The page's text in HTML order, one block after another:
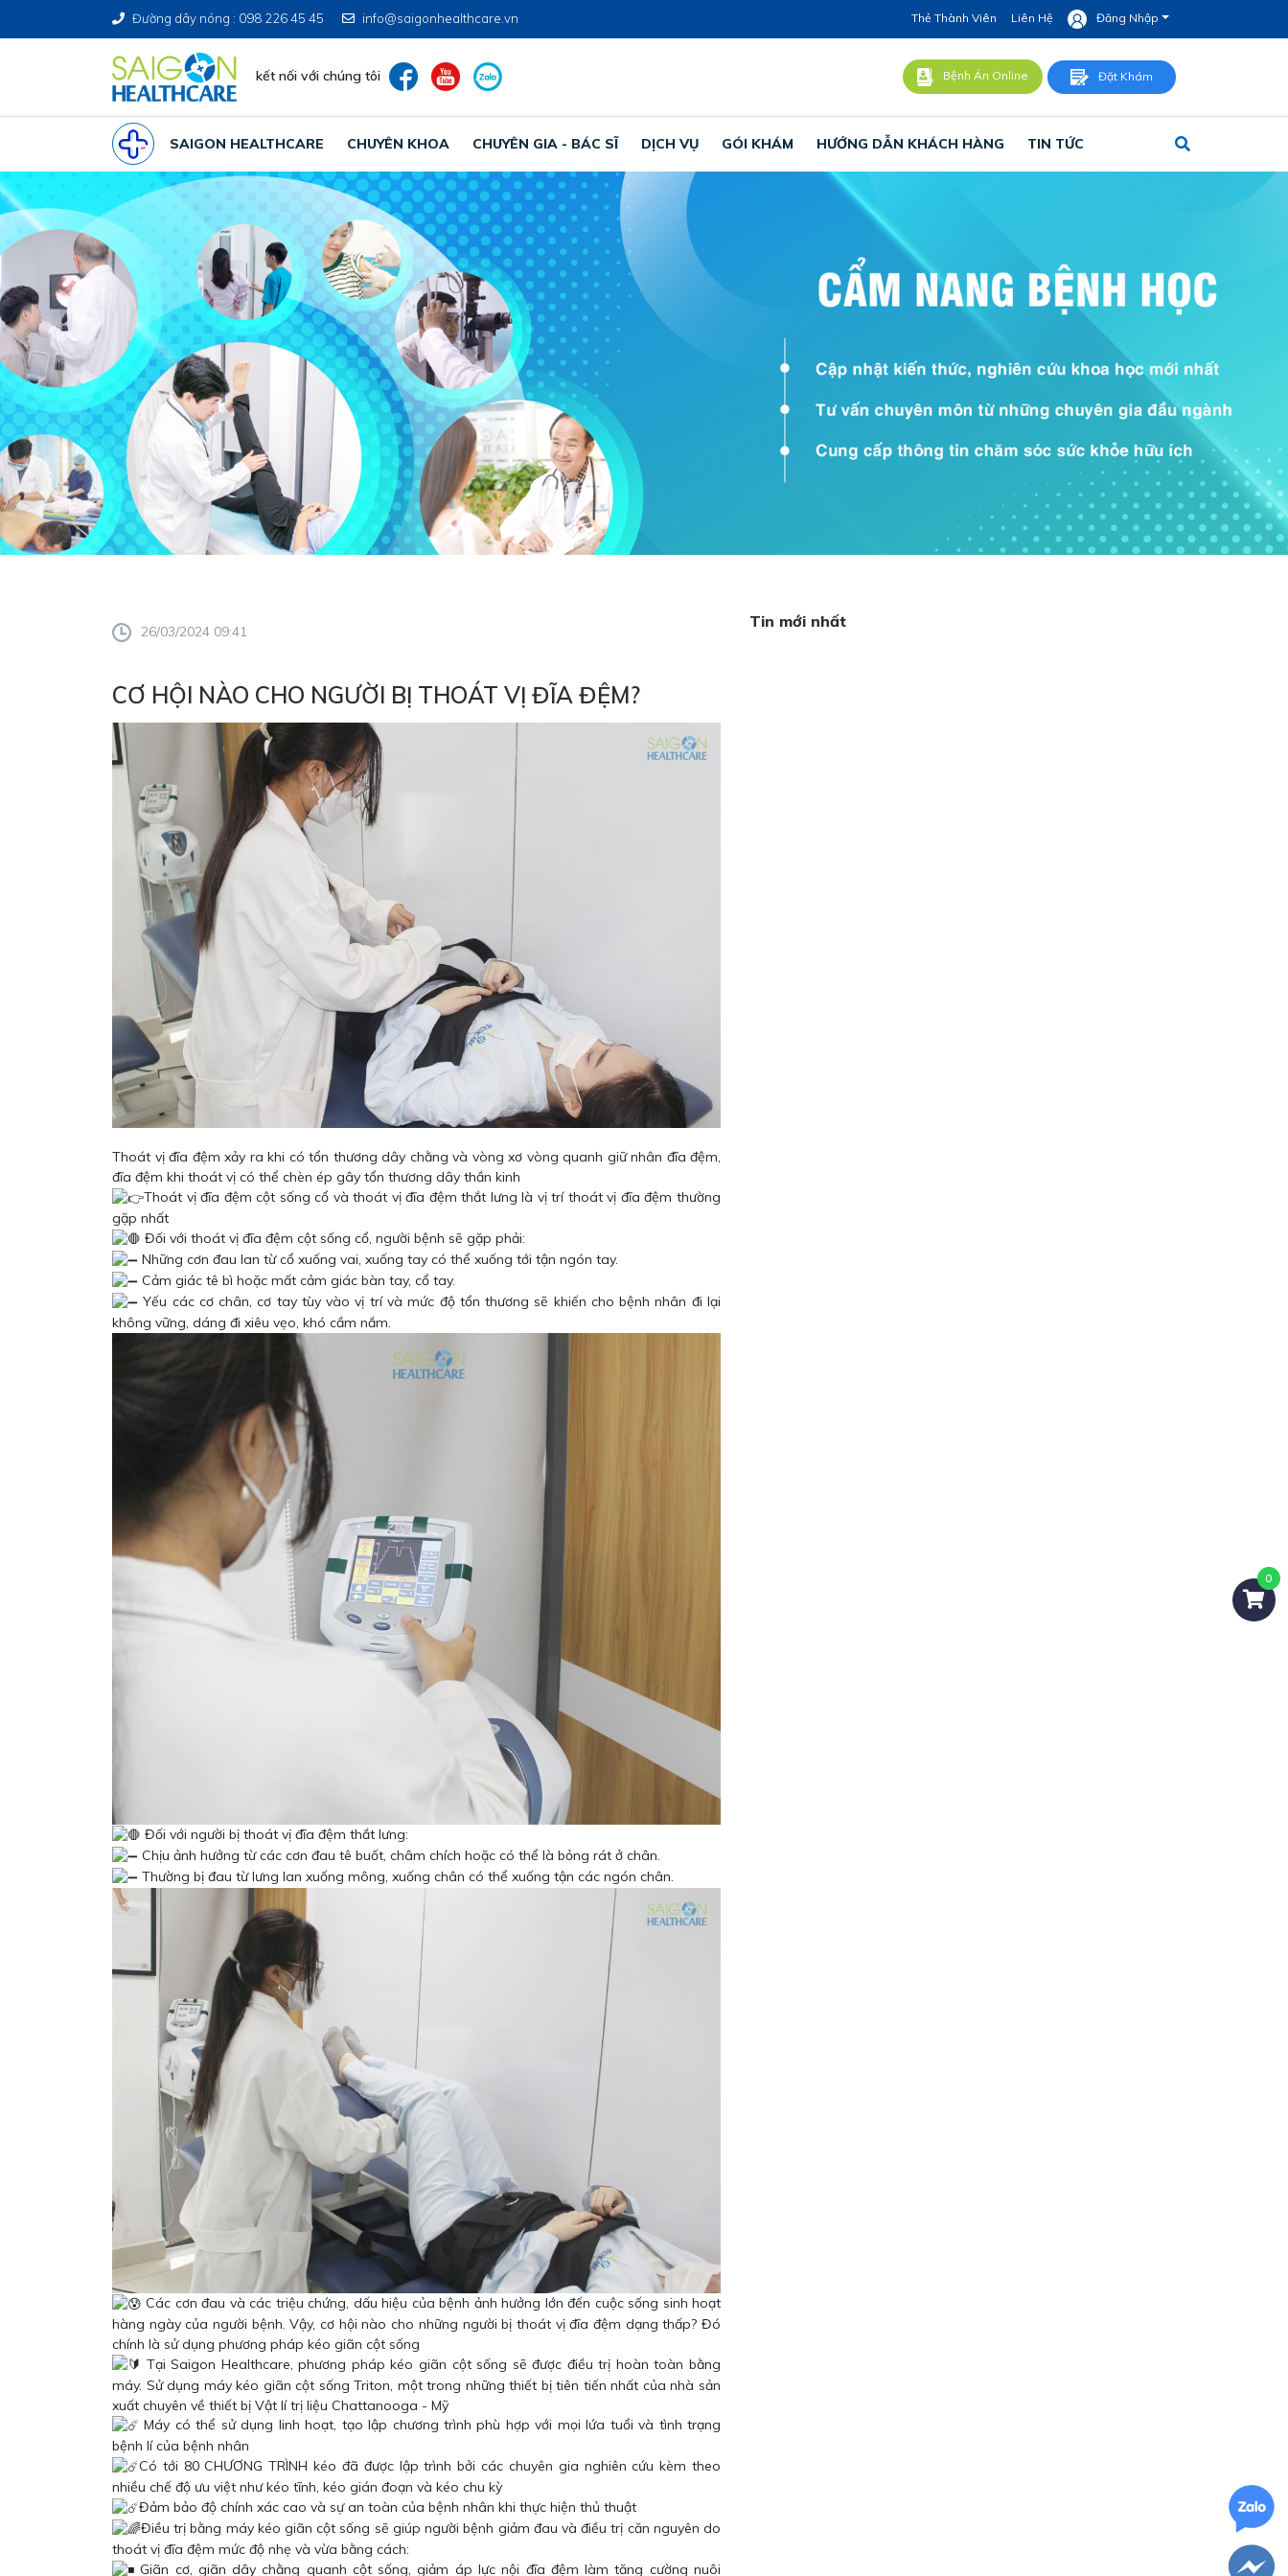
Đường dây nóng : 098 226 45 45 info@saigonhealthcare.vn Thẻ Thành Viên Liên Hệ Đăng Nhập
kết nối với chúng tôi Bệnh Án Online Đặt Khám
SAIGON HEALTHCARE CHUYÊN KHOA CHUYÊN GIA - BÁC SĨ DỊCH VỤ GÓI KHÁM HƯỚNG DẪN KHÁCH HÀNG TIN TỨC
26/03/2024 09:41
CƠ HỘI NÀO CHO NGƯỜI BỊ THOÁT VỊ ĐĨA ĐỆM?
Thoát vị đĩa đệm xảy ra khi có tổn thương dây chằng và vòng xơ vòng quanh giữ nhân đĩa đệm,
đĩa đệm khi thoát vị có thể chèn ép gây tổn thương dây thần kinh
Thoát vị đĩa đệm cột sống cổ và thoát vị đĩa đệm thắt lưng là vị trí thoát vị đĩa đệm thường
gặp nhất
Đối với thoát vị đĩa đệm cột sống cổ, người bệnh sẽ gặp phải:
Những cơn đau lan từ cổ xuống vai, xuống tay có thể xuống tới tận ngón tay.
Cảm giác tê bì hoặc mất cảm giác bàn tay, cổ tay.
Yếu các cơ chân, cơ tay tùy vào vị trí và mức độ tổn thương sẽ khiến cho bệnh nhân đi lại
không vững, dáng đi xiêu vẹo, khó cầm nắm.
Đối với người bị thoát vị đĩa đệm thắt lưng:
Chịu ảnh hưởng từ các cơn đau tê buốt, châm chích hoặc có thể là bỏng rát ở chân.
Thường bị đau từ lưng lan xuống mông, xuống chân có thể xuống tận các ngón chân.
Các cơn đau và các triệu chứng, dấu hiệu của bệnh ảnh hưởng lớn đến cuộc sống sinh hoạt
hàng ngày của người bệnh. Vậy, cơ hội nào cho những người bị thoát vị đĩa đệm dạng thấp? Đó
chính là sử dụng phương pháp kéo giãn cột sống
Tại Saigon Healthcare, phương pháp kéo giãn cột sống sẽ được điều trị hoàn toàn bằng
máy. Sử dụng máy kéo giãn cột sống Triton, một trong những thiết bị tiên tiến nhất của nhà sản
xuất chuyên về thiết bị Vật lí trị liệu Chattanooga - Mỹ
Máy có thể sử dụng linh hoạt, tạo lập chương trình phù hợp với mọi lứa tuổi và tình trạng
bệnh lí của bệnh nhân
Có tới 80 CHƯƠNG TRÌNH kéo đã được lập trình bởi các chuyên gia nghiên cứu kèm theo
nhiều chế độ ưu việt như kéo tĩnh, kéo gián đoạn và kéo chu kỳ
Đảm bảo độ chính xác cao và sự an toàn của bệnh nhân khi thực hiện thủ thuật
Điều trị bằng máy kéo giãn cột sống sẽ giúp người bệnh giảm đau và điều trị căn nguyên do
thoát vị đĩa đệm mức độ nhẹ và vừa bằng cách:
Giãn cơ, giãn dây chằng quanh cột sống, giảm áp lực nội đĩa đệm làm tăng cường nuôi
Tin mới nhất